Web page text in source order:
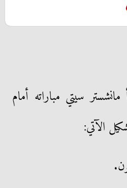
سيتي مباراته أمام
الآتي: